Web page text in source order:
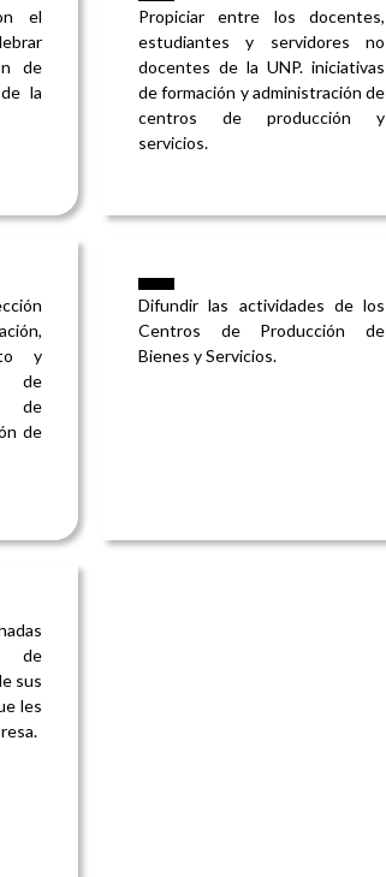
el
de
la
Propiciar entre los docentes,
estudiantes y servidores no
docentes de la UNP. iniciativas
de formación y administración de
centros de producción y
servicios.
y
de
de
de
Difundir las actividades de los
Centros de Producción de
Bienes y Servicios.
de
sus
les